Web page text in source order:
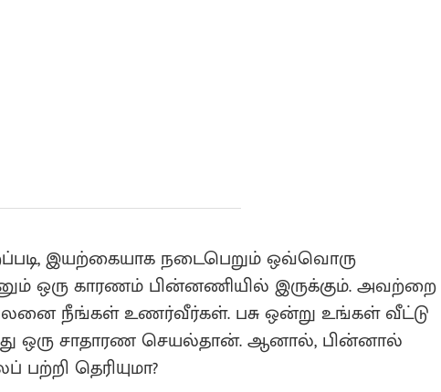
இயற்கையாக நடைபெறும் ஒவ்வொரு
ஒரு காரணம் பின்னணியில் இருக்கும். அவற்றை
நீங்கள் உணர்வீர்கள். பசு ஒன்று உங்கள் வீட்டு
ஒரு சாதாரண செயல்தான். ஆனால், பின்னால்
தெரியுமா?